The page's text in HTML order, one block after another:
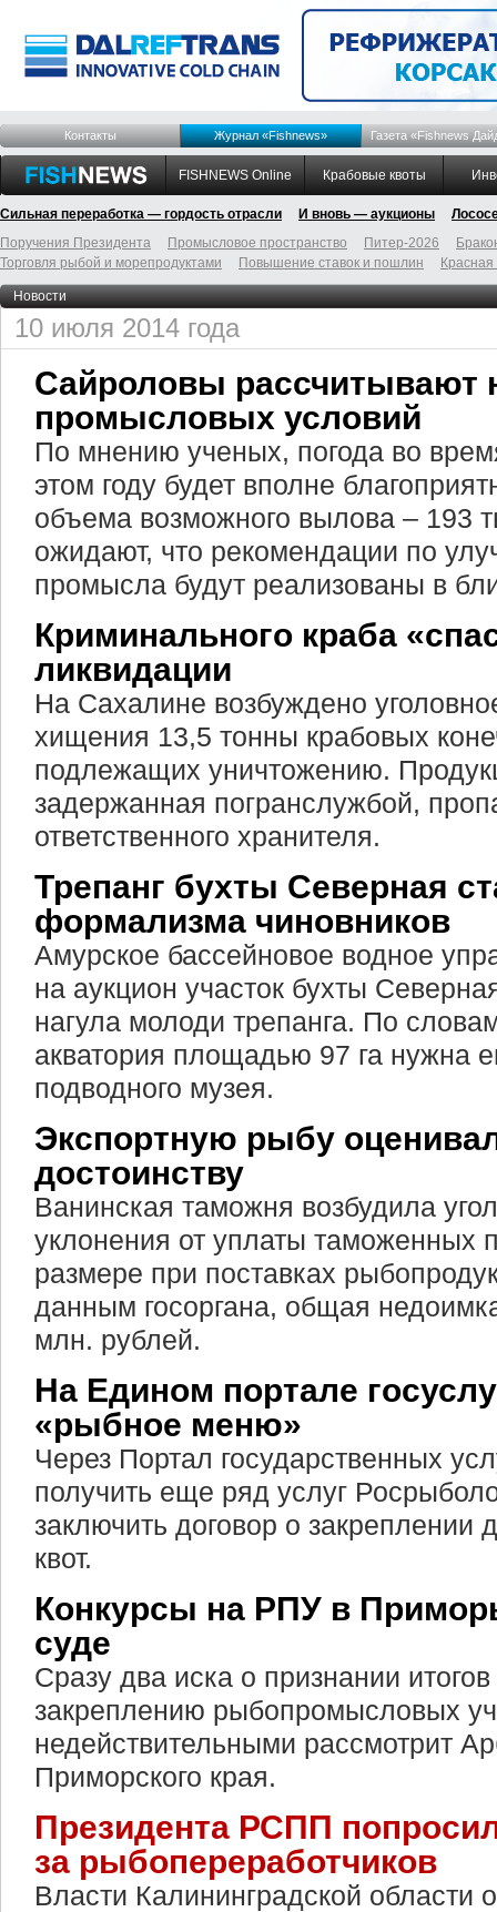
Контакты Журнал «Fishnews» Газета «Fishnews
FISHNEWS Online Крабовые квоты
Сильная переработка — гордость отрасли И вновь — аукционы
Поручения Президента
Промысловое пространство Питер-2026
Торговля рыбой и морепродуктами
Повышение ставок и пошлин
Новости
10 июля 2014 года
Сайроловы рассчитывают
промысловых условий
По мнению ученых, погода во
этом году будет вполне
объема возможного вылова – 193
ожидают, что рекомендации по
промысла будут реализованы в
Криминального краба
ликвидации
На Сахалине возбуждено
хищения 13,5 тонны крабовых
подлежащих уничтожению.
задержанная погранслужбой,
ответственного хранителя.
Трепанг бухты Северная
формализма чиновников
Амурское бассейновое водное
на аукцион участок бухты
нагула молоди трепанга. По
акватория площадью 97 га нужна
подводного музея.
Экспортную рыбу
достоинству
Ванинская таможня возбудила
уклонения от уплаты таможенных
размере при поставках
данным госоргана, общая
млн. рублей.
На Едином портале
«рыбное меню»
Через Портал государственных
получить еще ряд услуг
заключить договор о
квот.
Конкурсы на РПУ в
суде
Сразу два иска о признании
закреплению рыбопромысловых
недействительными рассмотрит
Приморского края.
Президента РСПП
за рыбопереработчиков
Власти Калининградской области